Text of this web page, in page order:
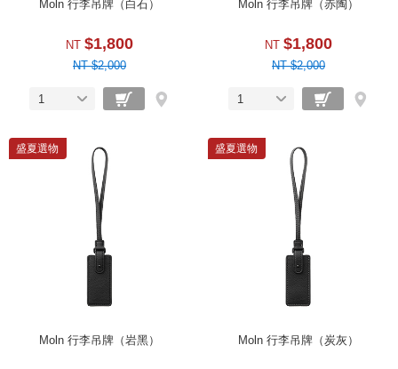
Moln 行李吊牌（白石）
NT $1,800
NT $2,000
1
Moln 行李吊牌（赤陶）
NT $1,800
NT $2,000
1
盛夏選物
Moln 行李吊牌（岩黑）
盛夏選物
Moln 行李吊牌（炭灰）